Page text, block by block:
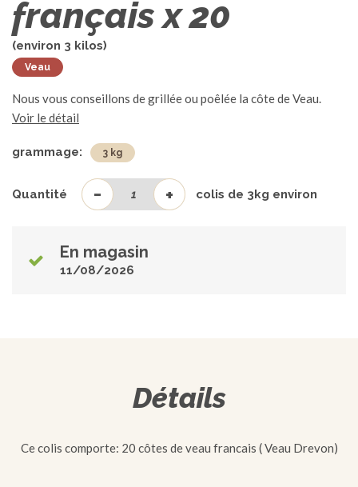
français x 20
(environ 3 kilos)
Veau
Nous vous conseillons de grillée ou poêlée la côte de Veau.
Voir le détail
grammage: 3 kg
Quantité - + colis de 3kg environ
En magasin
11/08/2026
Détails
Ce colis comporte: 20 côtes de veau francais ( Veau Drevon)